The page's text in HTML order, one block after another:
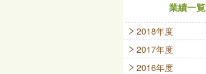
業績一覧
2018年度
2017年度
2016年度